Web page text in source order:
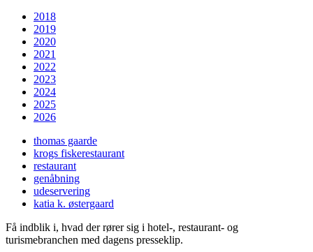
2018
2019
2020
2021
2022
2023
2024
2025
2026
thomas gaarde
krogs fiskerestaurant
restaurant
genåbning
udeservering
katia k. østergaard
Få indblik i, hvad der rører sig i hotel-, restaurant- og
turismebranchen med dagens presseklip.